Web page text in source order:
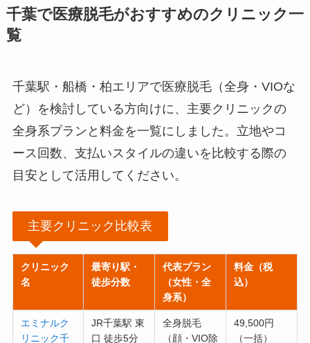
千葉で医療脱毛がおすすめのクリニック一
覧
千葉駅・船橋・柏エリアで医療脱毛（全身・VIOな
ど）を検討している方向けに、主要クリニックの
全身系プランと料金を一覧にしました。立地やコ
ース回数、支払いスタイルの違いを比較する際の
目安として活用してください。
主要クリニック比較表
クリニック
名
最寄り駅・
徒歩分数
代表プラン
（女性・全
身系）
料金（税
込）
エミナルク
リニック千
JR千葉駅 東
口 徒歩5分
全身脱毛
（顔・VIO除
49,500円
（一括）